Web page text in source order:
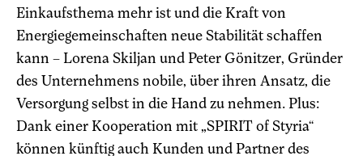
Einkaufsthema mehr ist und die Kraft von
Energiegemeinschaften neue Stabilität schaffen
kann – Lorena Skiljan und Peter Gönitzer, Gründer
des Unternehmens nobile, über ihren Ansatz, die
Versorgung selbst in die Hand zu nehmen. Plus:
Dank einer Kooperation mit „SPIRIT of Styria“
können künftig auch Kunden und Partner des